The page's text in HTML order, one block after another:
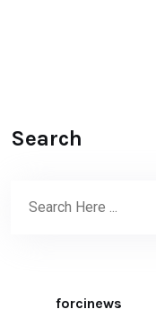
Search
forcinews